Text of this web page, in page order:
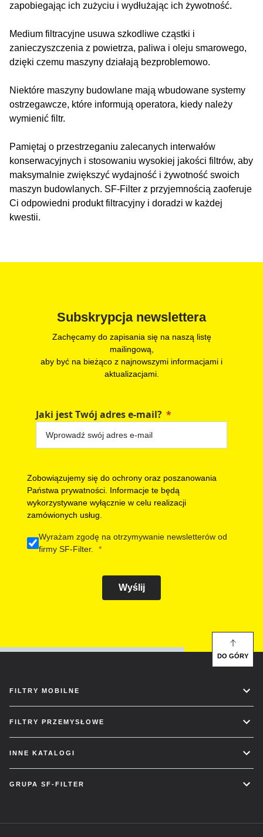
zapobiegając ich zużyciu i wydłużając ich żywotność.
Medium filtracyjne usuwa szkodliwe cząstki i
zanieczyszczenia z powietrza, paliwa i oleju smarowego,
dzięki czemu maszyny działają bezproblemowo.
Niektóre maszyny budowlane mają wbudowane systemy
ostrzegawcze, które informują operatora, kiedy należy
wymienić filtr.
Pamiętaj o przestrzeganiu zalecanych interwałów
konserwacyjnych i stosowaniu wysokiej jakości filtrów, aby
maksymalnie zwiększyć wydajność i żywotność swoich
maszyn budowlanych. SF-Filter z przyjemnością zaoferuje
Ci odpowiedni produkt filtracyjny i doradzi w każdej
kwestii.
Subskrypcja newslettera
Zachęcamy do zapisania się na naszą listę
mailingową,
aby być na bieżąco z najnowszymi informacjami i
aktualizacjami.
Jaki jest Twój adres e-mail?
Zobowiązujemy się do ochrony oraz poszanowania
Państwa prywatności. Informacje te będą
wykorzystywane wyłącznie w celu realizacji
zamówionych usług.
Wyrażam zgodę na otrzymywanie newsletterów od
firmy SF-Filter.
Wyślij
FILTRY MOBILNE
FILTRY PRZEMYSŁOWE
INNE KATALOGI
GRUPA SF-FILTER
DO GÓRY